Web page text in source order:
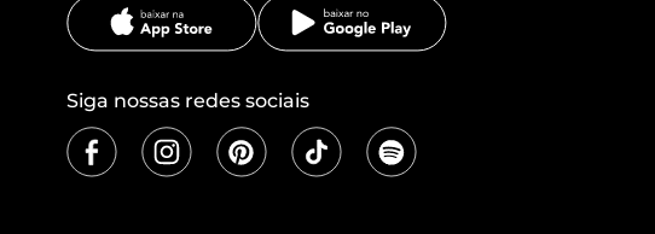
Siga nossas redes sociais